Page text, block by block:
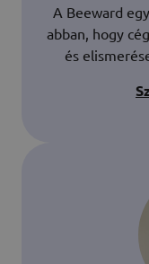
A Beeward
abban, hogy
és